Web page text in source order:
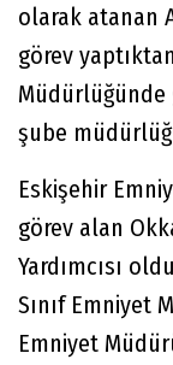
olarak atanan
görev
Müdürlüğünde
şube
Eskişehir
görev alan
Yardımcısı
Sınıf Emniyet
Emniyet